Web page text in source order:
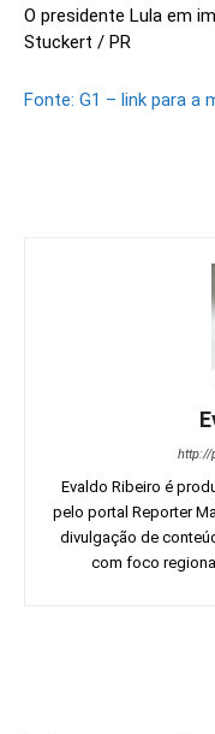
O presidente Lula em
Stuckert / PR
Fonte: G1 – link para a
http://
Evaldo Ribeiro é
pelo portal Reporter
divulgação de
com foco